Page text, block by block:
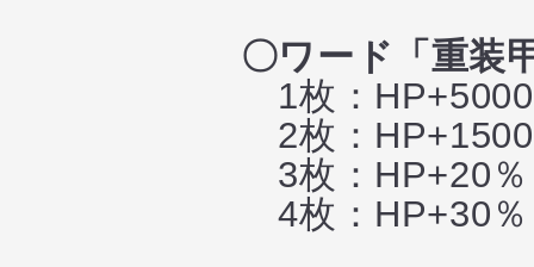
〇ワード「重装
1枚：HP+5000
2枚：
3枚：HP+20％
4枚：HP+30％